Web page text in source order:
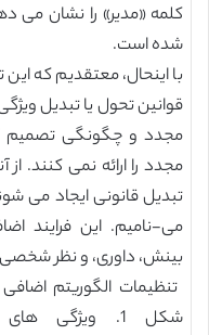
شده است.
با اینحال، معتقدیم که
قوانین تحول یا تبدیل
مجدد و چگونگی تصمیم
مجدد را ارائه نمی کنند. از
تبدیل قانونی ایجاد می
می-نامیم. این فرایند
بینش، داوری، و نظر